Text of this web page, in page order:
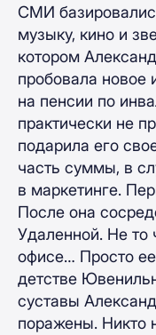
СМИ
музыку, кино и
котором
пробовала новое
на пенсии по
практически не
подарила его
часть суммы, в
в маркетинге.
После она
Удаленной. Не то
офисе… Просто
детстве
суставы
поражены. Никто